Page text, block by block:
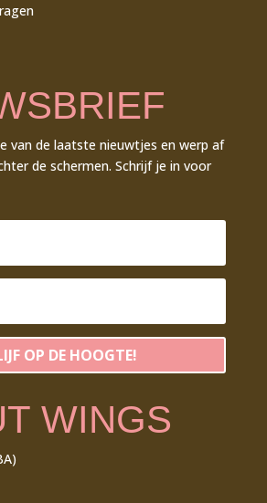
van de laatste nieuwtjes en werp af
de schermen. Schrijf je in voor
OP DE HOOGTE!
WINGS